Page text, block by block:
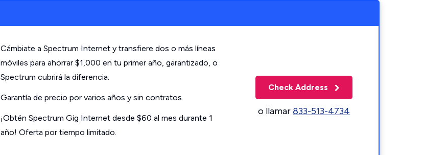
Cámbiate a Spectrum Internet y transfiere dos o más líneas
móviles para ahorrar $1,000 en tu primer año, garantizado, o
Spectrum cubrirá la diferencia.
Garantía de precio por varios años y sin contratos.
¡Obtén Spectrum Gig Internet desde $60 al mes durante 1
año! Oferta por tiempo limitado.
Check Address
o llamar833-513-4734